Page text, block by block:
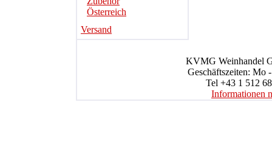
Österreich
Versand
KVMG Weinhandel
Geschäftszeiten: Mo
Tel +43 1 512
Informationen